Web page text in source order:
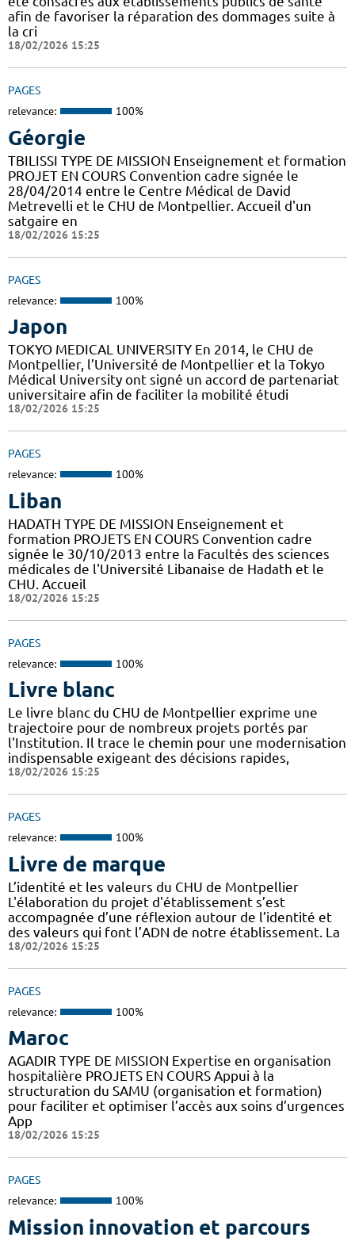
afin de favoriser la réparation des dommages suite à
la cri
18/02/2026 15:25
PAGES
relevance: 100%
Géorgie
TBILISSI TYPE DE MISSION Enseignement et formation
PROJET EN COURS Convention cadre signée le
28/04/2014 entre le Centre Médical de David
Metrevelli et le CHU de Montpellier. Accueil d'un
satgaire en
18/02/2026 15:25
PAGES
relevance: 100%
Japon
TOKYO MEDICAL UNIVERSITY En 2014, le CHU de
Montpellier, l’Université de Montpellier et la Tokyo
Médical University ont signé un accord de partenariat
universitaire afin de faciliter la mobilité étudi
18/02/2026 15:25
PAGES
relevance: 100%
Liban
HADATH TYPE DE MISSION Enseignement et
formation PROJETS EN COURS Convention cadre
signée le 30/10/2013 entre la Facultés des sciences
médicales de l'Université Libanaise de Hadath et le
CHU. Accueil
18/02/2026 15:25
PAGES
relevance: 100%
Livre blanc
Le livre blanc du CHU de Montpellier exprime une
trajectoire pour de nombreux projets portés par
l'Institution. Il trace le chemin pour une modernisation
indispensable exigeant des décisions rapides,
18/02/2026 15:25
PAGES
relevance: 100%
Livre de marque
L’identité et les valeurs du CHU de Montpellier
L'élaboration du projet d'établissement s’est
accompagnée d’une réflexion autour de l’identité et
des valeurs qui font l’ADN de notre établissement. La
18/02/2026 15:25
PAGES
relevance: 100%
Maroc
AGADIR TYPE DE MISSION Expertise en organisation
hospitalière PROJETS EN COURS Appui à la
structuration du SAMU (organisation et formation)
pour faciliter et optimiser l’accès aux soins d’urgences
App
18/02/2026 15:25
PAGES
relevance: 100%
Mission innovation et parcours